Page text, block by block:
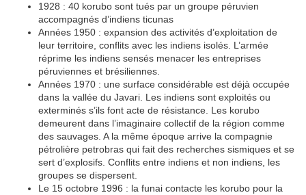
1928 : 40 korubo sont tués par un groupe péruvien
accompagnés d’indiens ticunas
Années 1950 : expansion des activités d’exploitation de
leur territoire, conflits avec les indiens isolés. L’armée
réprime les indiens sensés menacer les entreprises
péruviennes et brésiliennes.
Années 1970 : une surface considérable est déjà occupée
dans la vallée du Javari. Les indiens sont exploités ou
exterminés s’ils font acte de résistance. Les korubo
demeurent dans l’imaginaire collectif de la région comme
des sauvages. A la même époque arrive la compagnie
pétrolière petrobras qui fait des recherches sismiques et se
sert d’explosifs. Conflits entre indiens et non indiens, les
groupes se dispersent.
Le 15 octobre 1996 : la funai contacte les korubo pour la